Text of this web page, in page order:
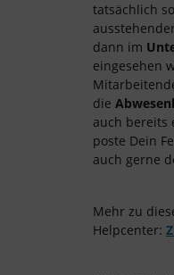
tatsächlich
dann im
eingesehen
die
auch bereits
poste Dein
auch gerne
Mehr zu
Helpcenter: